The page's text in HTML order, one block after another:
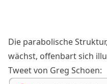
Die parabolische
wächst, offenbart sich
Tweet von Greg Schoen: